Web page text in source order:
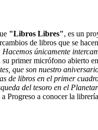
"Libros Libres", es un
de libros que se
únicamente
primer micrófono abierto
que son nuestro
de libros en el primer
del tesoro en el
Progreso a conocer la